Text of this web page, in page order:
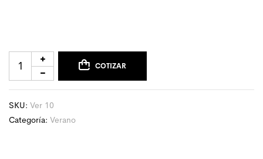
COTIZAR
SKU: Ver 10
Categoría: Verano